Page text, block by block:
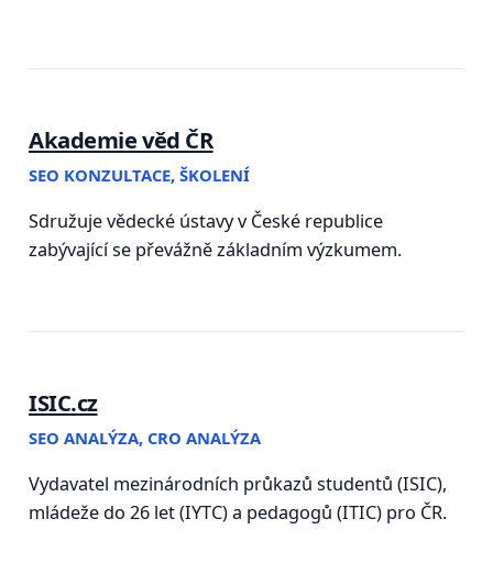
Akademie věd ČR
SEO KONZULTACE, ŠKOLENÍ
Sdružuje vědecké ústavy v České republice
zabývající se převážně základním výzkumem.
ISIC.cz
SEO ANALÝZA, CRO ANALÝZA
Vydavatel mezinárodních průkazů studentů (ISIC),
mládeže do 26 let (IYTC) a pedagogů (ITIC) pro ČR.